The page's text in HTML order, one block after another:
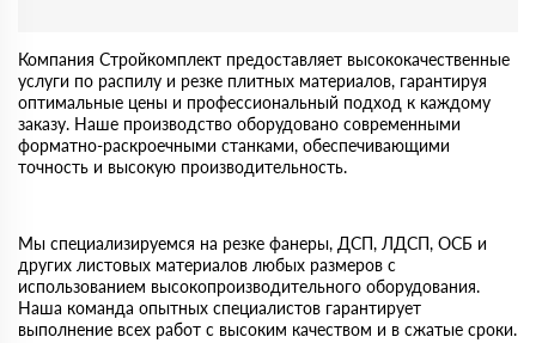
Компания Стройкомплект предоставляет высококачественные
услуги по распилу и резке плитных материалов, гарантируя
оптимальные цены и профессиональный подход к каждому
заказу. Наше производство оборудовано современными
форматно-раскроечными станками, обеспечивающими
точность и высокую производительность.
Мы специализируемся на резке фанеры, ДСП, ЛДСП, ОСБ и
других листовых материалов любых размеров с
использованием высокопроизводительного оборудования.
Наша команда опытных специалистов гарантирует
выполнение всех работ с высоким качеством и в сжатые сроки.